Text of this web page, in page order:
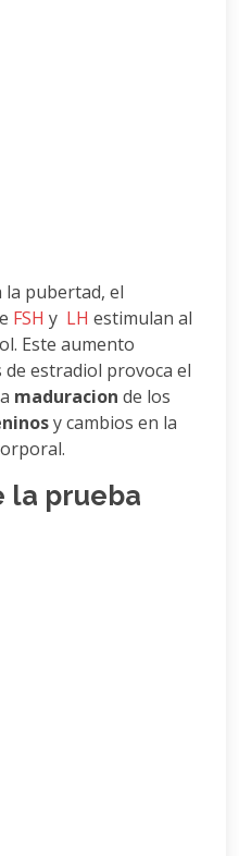
la pubertad, el
FSH y LH estimulan al
Este aumento
estradiol provoca el
maduracion de los
y cambios en la
la prueba